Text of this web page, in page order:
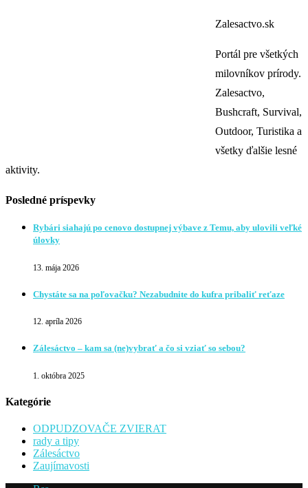
Zalesactvo.sk
Portál pre všetkých
milovníkov prírody.
Zalesactvo,
Bushcraft, Survival,
Outdoor, Turistika a
všetky ďalšie lesné
aktivity.
Posledné príspevky
Rybári siahajú po cenovo dostupnej výbave z Temu, aby ulovili veľké
úlovky
13. mája 2026
Chystáte sa na poľovačku? Nezabudnite do kufra pribaliť reťaze
12. apríla 2026
Zálesáctvo – kam sa (ne)vybrať a čo si vziať so sebou?
1. októbra 2025
Kategórie
ODPUDZOVAČE ZVIERAT
rady a tipy
Zálesáctvo
Zaujímavosti